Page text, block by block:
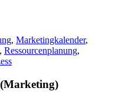
, Marketingkalender,
Ressourcenplanung,